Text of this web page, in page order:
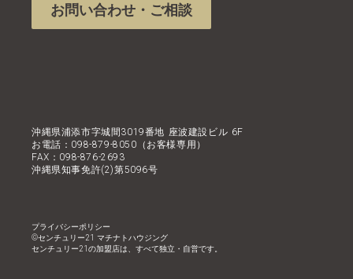
沖縄県浦添市字城間3019番地 座波建設ビル 6F
お電話：098-879-8050（お客様専用）
FAX：098-876-2693
沖縄県知事免許(2)第5096号
お問い合わせ・ご相談
センチュリー21の加盟店は、すべて独立・自営です。
©︎センチュリー21 マチナトハウジング
プライバシーポリシー